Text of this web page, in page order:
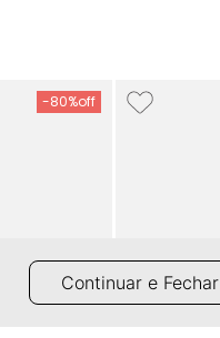
Continuar e Fechar
-80%